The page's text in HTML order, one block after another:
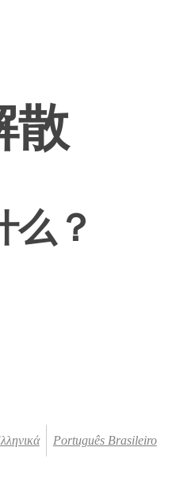
散
么？
Português Brasileiro